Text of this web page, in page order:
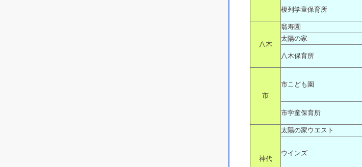
榎列学童保育所
八木
翁寿園
太陽の家
八木保育所
市
市こども園
市学童保育所
神代
太陽の家ウエスト
ウインズ